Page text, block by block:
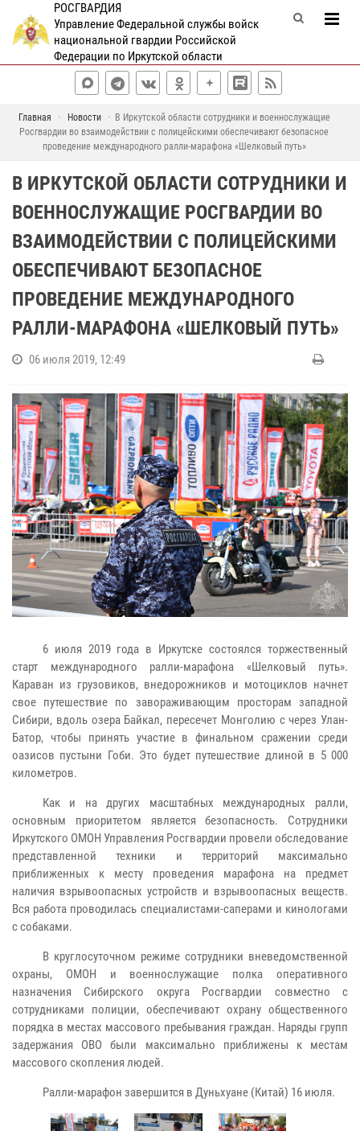
РОСГВАРДИЯ
Управление Федеральной службы войск
национальной гвардии Российской
Федерации по Иркутской области
Главная Новости
В Иркутской области сотрудники и военнослужащие
Росгвардии во взаимодействии с полицейскими обеспечивают безопасное
проведение международного ралли-марафона «Шелковый путь»
В ИРКУТСКОЙ ОБЛАСТИ СОТРУДНИКИ И
ВОЕННОСЛУЖАЩИЕ РОСГВАРДИИ ВО
ВЗАИМОДЕЙСТВИИ С ПОЛИЦЕЙСКИМИ
ОБЕСПЕЧИВАЮТ БЕЗОПАСНОЕ
ПРОВЕДЕНИЕ МЕЖДУНАРОДНОГО
РАЛЛИ-МАРАФОНА «ШЕЛКОВЫЙ ПУТЬ»
06 июля 2019, 12:49
6 июля 2019 года в Иркутске состоялся торжественный
старт международного ралли-марафона «Шелковый путь».
Караван из грузовиков, внедорожников и мотоциклов начнет
свое путешествие по завораживающим просторам западной
Сибири, вдоль озера Байкал, пересечет Монголию с через Улан-
Батор, чтобы принять участие в финальном сражении среди
оазисов пустыни Гоби. Это будет путешествие длиной в 5 000
километров.
Как и на других масштабных международных ралли,
основным приоритетом является безопасность. Сотрудники
Иркутского ОМОН Управления Росгвардии провели обследование
представленной техники и территорий максимально
приближенных к месту проведения марафона на предмет
наличия взрывоопасных устройств и взрывоопасных веществ.
Вся работа проводилась специалистами-саперами и кинологами
с собаками.
В круглосуточном режиме сотрудники вневедомственной
охраны, ОМОН и военнослужащие полка оперативного
назначения Сибирского округа Росгвардии совместно с
сотрудниками полиции, обеспечивают охрану общественного
порядка в местах массового пребывания граждан. Наряды групп
задержания ОВО были максимально приближены к местам
массового скопления людей.
Ралли-марафон завершится в Дуньхуане (Китай) 16 июля.